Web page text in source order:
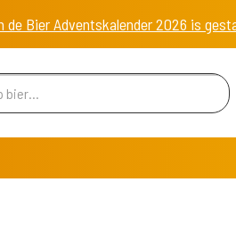
de Bier Adventskalender 2026 is